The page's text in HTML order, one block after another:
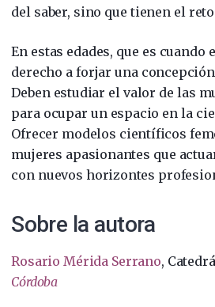
del saber, sino que tienen el
En estas edades, que es
derecho a forjar una
Deben estudiar el valor de las
para ocupar un espacio en la
Ofrecer modelos científicos
mujeres apasionantes que
con nuevos horizontes
Sobre la autora
Rosario Mérida Serrano,
Córdoba